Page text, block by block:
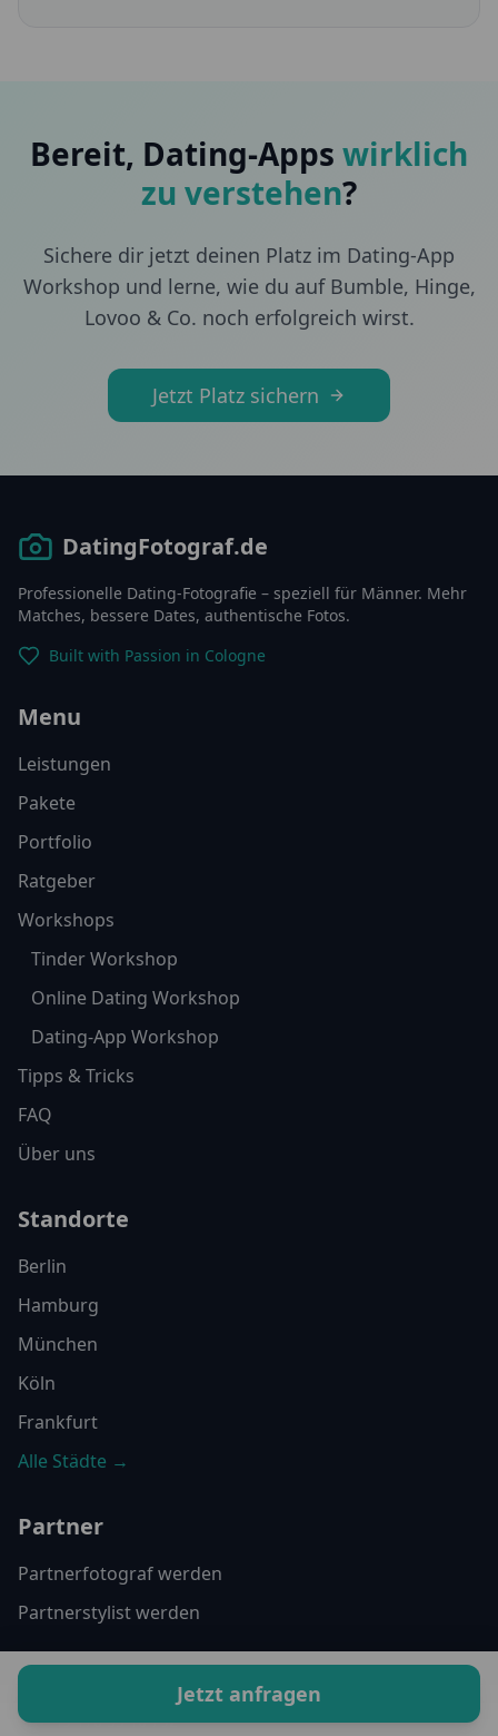
Bereit, Dating-Apps wirklich
zu verstehen?
Sichere dir jetzt deinen Platz im Dating-App
Workshop und lerne, wie du auf Bumble, Hinge,
Lovoo & Co. noch erfolgreich wirst.
Jetzt Platz sichern
DatingFotograf.de
Professionelle Dating-Fotografie – speziell für Männer. Mehr
Matches, bessere Dates, authentische Fotos.
Built with Passion in Cologne
Menu
Leistungen
Pakete
Portfolio
Ratgeber
Workshops
Tinder Workshop
Online Dating Workshop
Dating-App Workshop
Tipps & Tricks
FAQ
Über uns
Standorte
Berlin
Hamburg
München
Köln
Frankfurt
Alle Städte →
Partner
Partnerfotograf werden
Partnerstylist werden
Kontakt
+49 170 35 16 792
Jetzt anfragen